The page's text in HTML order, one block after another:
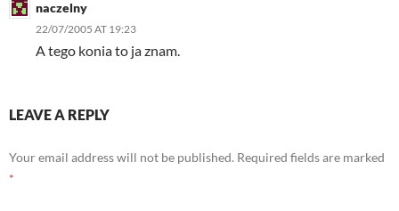
naczelny
22/07/2005 AT 19:23
A tego konia to ja znam.
LEAVE A REPLY
Your email address will not be published. Required fields are marked
*